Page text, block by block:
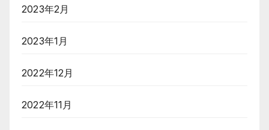
2023年2月
2023年1月
2022年12月
2022年11月